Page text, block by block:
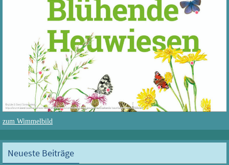
zum Wimmelbild
Neueste Beiträge